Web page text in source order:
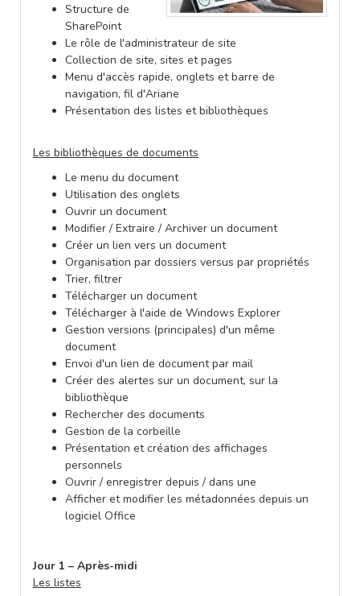
Structure de
SharePoint
Le rôle de l'administrateur de site
Collection de site, sites et pages
Menu d'accès rapide, onglets et barre de
navigation, fil d'Ariane
Présentation des listes et bibliothèques
Les bibliothèques de documents
Le menu du document
Utilisation des onglets
Ouvrir un document
Modifier / Extraire / Archiver un document
Créer un lien vers un document
Organisation par dossiers versus par propriétés
Trier, filtrer
Télécharger un document
Télécharger à l'aide de Windows Explorer
Gestion versions (principales) d'un même
document
Envoi d'un lien de document par mail
Créer des alertes sur un document, sur la
bibliothèque
Rechercher des documents
Gestion de la corbeille
Présentation et création des affichages
personnels
Ouvrir / enregistrer depuis / dans une
Afficher et modifier les métadonnées depuis un
logiciel Office
Jour 1 – Après-midi
Les listes